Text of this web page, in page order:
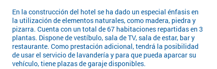
En la construcción del hotel se ha dado un especial énfasis en
la utilización de elementos naturales, como madera, piedra y
pizarra. Cuenta con un total de 67 habitaciones repartidas en 3
plantas. Dispone de vestíbulo, sala de TV, sala de estar, bar y
restaurante. Como prestación adicional, tendrá la posibilidad
de usar el servicio de lavandería y para que pueda aparcar su
vehículo, tiene plazas de garaje disponibles.